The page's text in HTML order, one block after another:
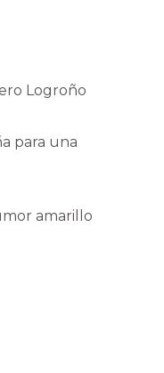
Logroño
para una
amarillo